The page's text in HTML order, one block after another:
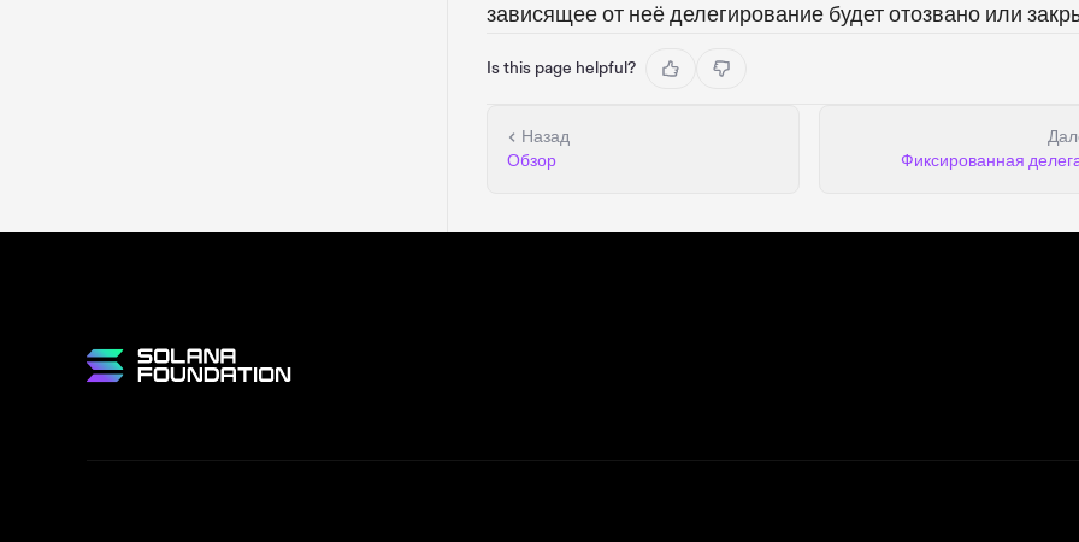
зависящее от неё делегирование будет отозвано или
Is this page helpful?
Назад
Обзор
Фиксированная